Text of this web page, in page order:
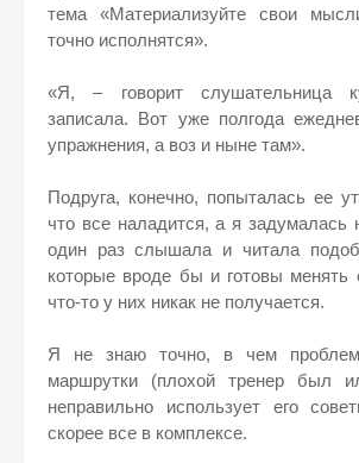
тема «Материализуйте свои
точно исполнятся».
«Я, – говорит слушательница
записала. Вот уже полгода
упражнения, а воз и ныне там».
Подруга, конечно, попыталась ее
что все наладится, а я задумалась
один раз слышала и читала
которые вроде бы и готовы менять
что-то у них никак не получается.
Я не знаю точно, в чем
маршрутки (плохой тренер был
неправильно использует его
скорее все в комплексе.